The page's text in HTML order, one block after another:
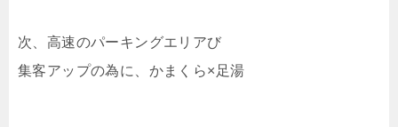
次、高速のパーキングエリアび
集客アップの為に、かまくら×足湯